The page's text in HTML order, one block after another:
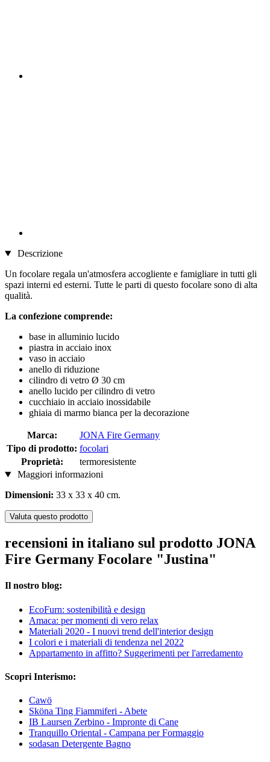
Descrizione
Un focolare regala un'atmosfera accogliente e famigliare in tutti gli
spazi interni ed esterni. Tutte le parti di questo focolare sono di alta
qualità.
La confezione comprende:
base in alluminio lucido
piastra in acciaio inox
vaso in acciaio
anello di riduzione
cilindro di vetro Ø 30 cm
anello lucido per cilindro di vetro
cucchiaio in acciaio inossidabile
ghiaia di marmo bianca per la decorazione
Marca:
JONA Fire Germany
Tipo di prodotto: focolari
Proprietà:
termoresistente
Maggiori informazioni
Dimensioni: 33 x 33 x 40 cm.
Valuta questo prodotto
recensioni in italiano sul prodotto JONA
Fire Germany Focolare "Justina"
Il nostro blog:
EcoFurn: sostenibilità e design
Amaca: per momenti di vero relax
Materiali 2020 - I nuovi trend dell'interior design
I colori e i materiali di tendenza nel 2022
Appartamento in affitto? Suggerimenti per l'arredamento
Scopri Interismo:
Cawö
Sköna Ting Fiammiferi - Abete
IB Laursen Zerbino - Impronte di Cane
Tranquillo Oriental - Campana per Formaggio
sodasan Detergente Bagno